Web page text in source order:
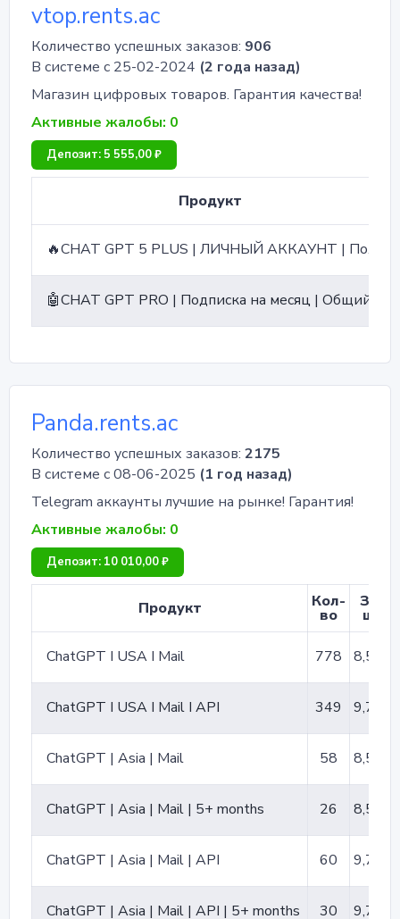
vtop.rents.ac
Количество успешных заказов: 906
В системе с 25-02-2024 (2 года назад)
Магазин цифровых товаров. Гарантия качества!
Активные жалобы: 0
Депозит: 5 555,00 ₽
Продукт
🔥CHAT GPT 5 PLUS | ЛИЧНЫЙ АККАУНТ | Подписка на месяц 🔥
Panda.rents.ac
Количество успешных заказов: 2175
В системе с 08-06-2025 (1 год назад)
Telegram аккаунты лучшие на рынке! Гарантия!
Активные жалобы: 0
Депозит: 10 010,00 ₽
Продукт Кол-
во
За 1
шт.
ChatGPT I USA I Mail 778 8,50 ₽
ChatGPT I USA I Mail I API 349 9,70 ₽
ChatGPT | Asia | Mail 58 8,50 ₽
ChatGPT | Asia | Mail | 5+ months 26 8,50 ₽
ChatGPT | Asia | Mail | API 60 9,70 ₽
ChatGPT | Asia | Mail | API | 5+ months 30 9,70 ₽